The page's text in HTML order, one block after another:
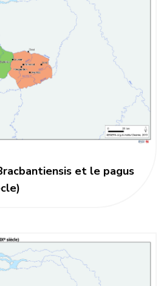
et le pagus